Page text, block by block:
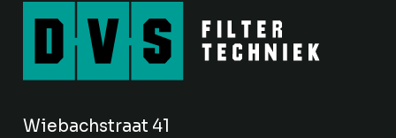
Wiebachstraat 41